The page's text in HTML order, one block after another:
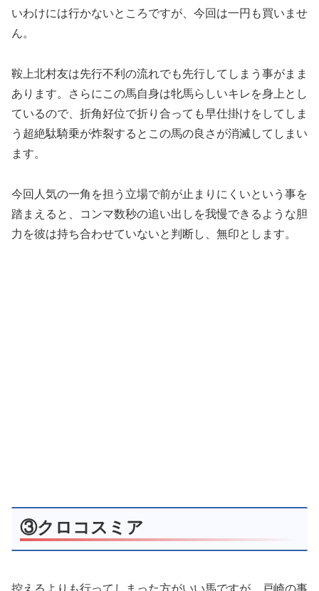
いわけには行かないところですが、今回は一円も買いませ
ん。
鞍上北村友は先行不利の流れでも先行してしまう事がまま
あります。さらにこの馬自身は牝馬らしいキレを身上とし
ているので、折角好位で折り合っても早仕掛けをしてしま
う超絶駄騎乗が炸裂するとこの馬の良さが消滅してしまい
ます。
今回人気の一角を担う立場で前が止まりにくいという事を
踏まえると、コンマ数秒の追い出しを我慢できるような胆
力を彼は持ち合わせていないと判断し、無印とします。
③クロコスミア
控えるよりも行ってしまった方がいい馬ですが、戸崎の事